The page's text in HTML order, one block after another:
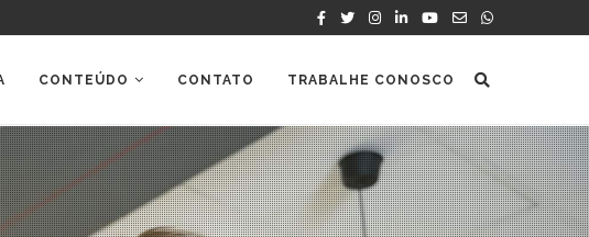
CONTEÚDO CONTATO TRABALHE CONOSCO